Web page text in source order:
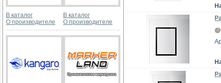
В каталог
О производителе
В каталог
О производителе